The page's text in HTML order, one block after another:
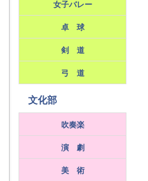
女子バレー
卓 球
剣 道
弓 道
文化部
吹奏楽
演 劇
美 術